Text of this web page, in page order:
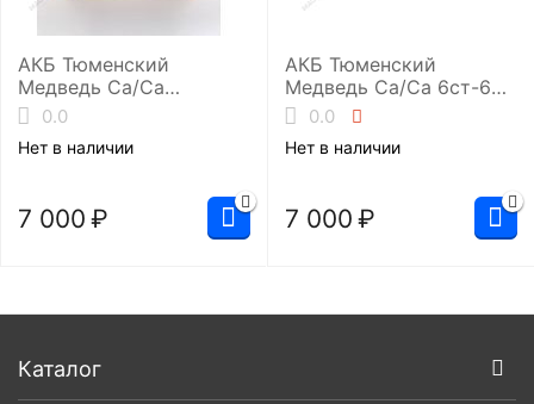
АКБ Тюменский
Медведь Ca/Ca
6ст-62.0 (L2/610EN)
0.0
Нет в наличии
7 000 ₽
АКБ Тюменский
Медведь Ca/Ca 6ст-62.1
(L2/610EN)
0.0
Нет в наличии
7 000 ₽
Каталог